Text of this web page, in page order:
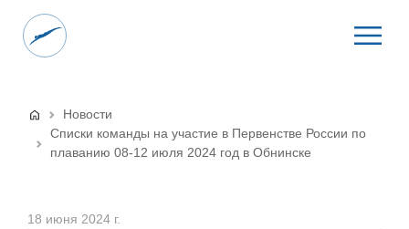
Новости
Списки команды на участие в Первенстве России по
плаванию 08-12 июля 2024 год в Обнинске
18 июня 2024 г.